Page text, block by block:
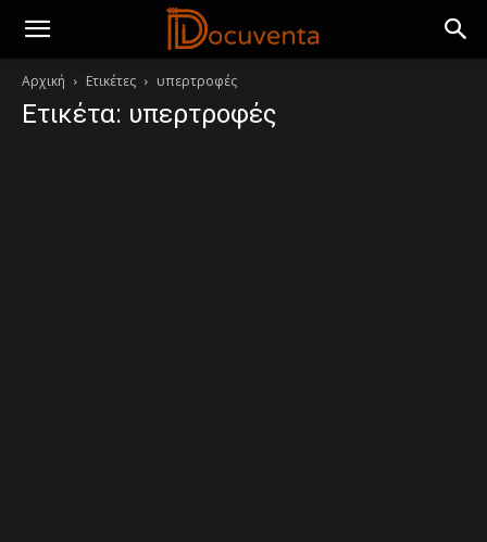
Αρχική Ετικέτες υπερτροφές
Ετικέτα: υπερτροφές